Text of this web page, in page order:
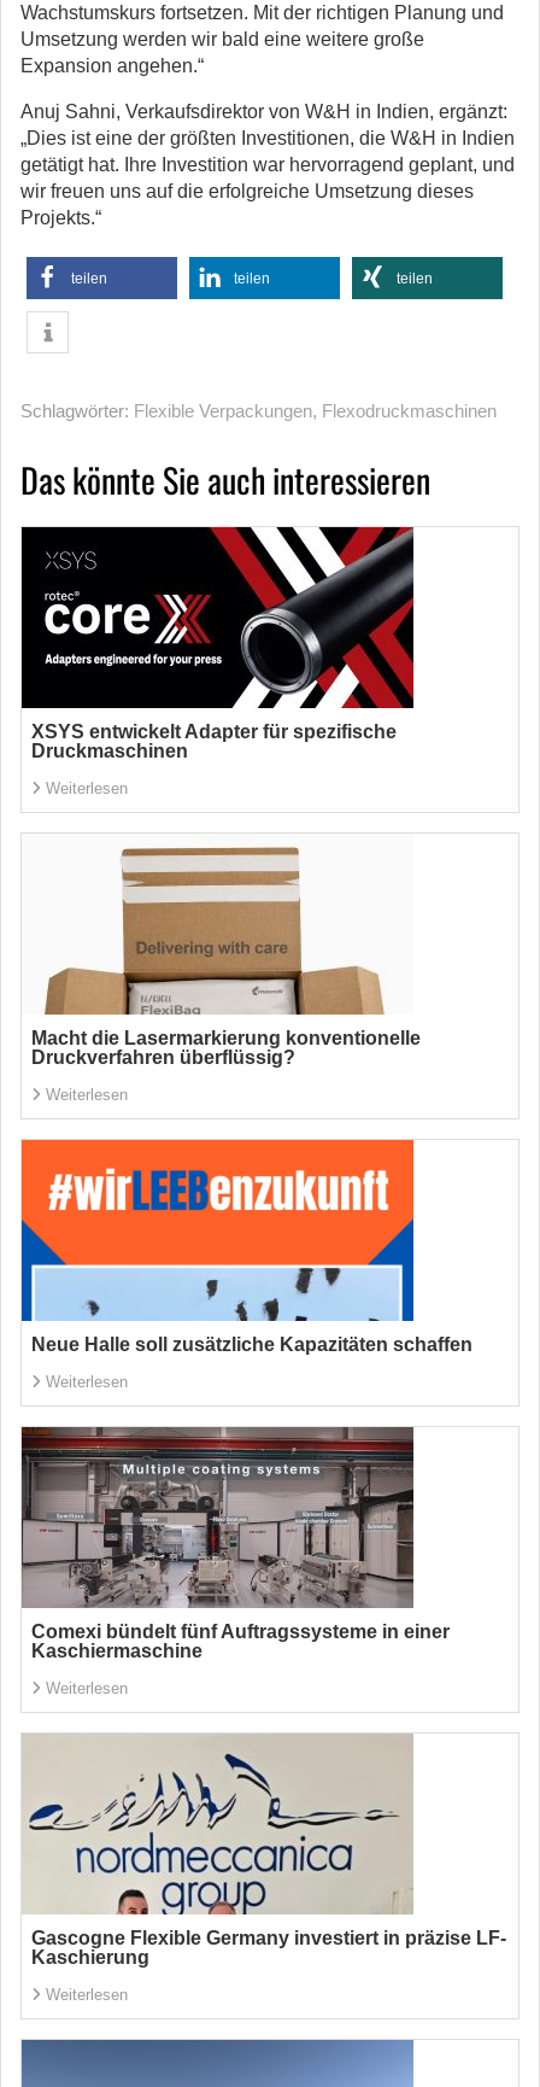
Wachstumskurs fortsetzen. Mit der richtigen Planung und
Umsetzung werden wir bald eine weitere große
Expansion angehen.“
Anuj Sahni, Verkaufsdirektor von W&H in Indien, ergänzt:
„Dies ist eine der größten Investitionen, die W&H in Indien
getätigt hat. Ihre Investition war hervorragend geplant, und
wir freuen uns auf die erfolgreiche Umsetzung dieses
Projekts.“
teilen teilen teilen
Schlagwörter: Flexible Verpackungen, Flexodruckmaschinen
Das könnte Sie auch interessieren
XSYS entwickelt Adapter für spezifische
Druckmaschinen
Weiterlesen
Macht die Lasermarkierung konventionelle
Druckverfahren überflüssig?
Weiterlesen
Neue Halle soll zusätzliche Kapazitäten schaffen
Weiterlesen
Comexi bündelt fünf Auftragssysteme in einer
Kaschiermaschine
Weiterlesen
Gascogne Flexible Germany investiert in präzise LF-
Kaschierung
Weiterlesen